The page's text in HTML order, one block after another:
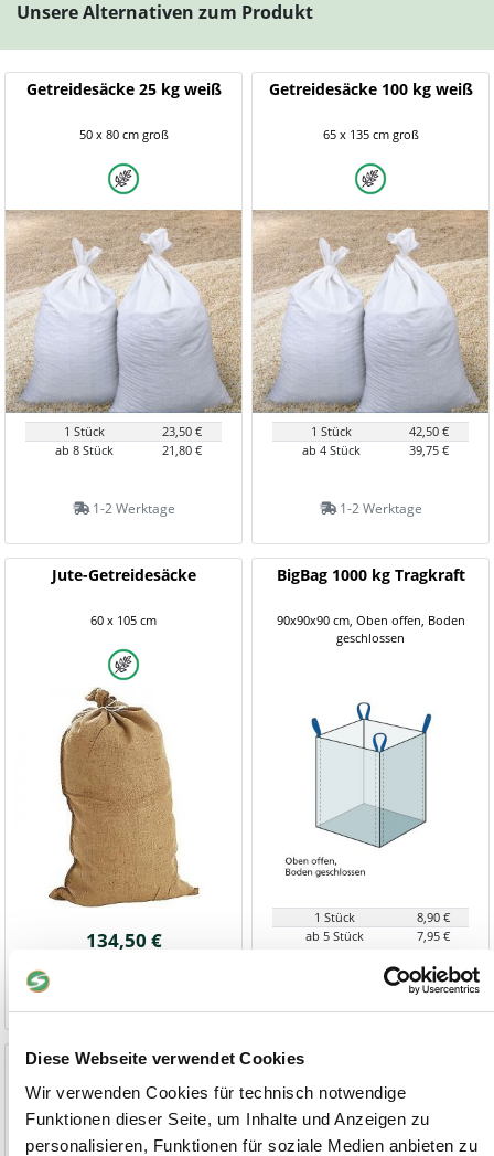
Diese Webseite verwendet Cookies
Wir verwenden Cookies für technisch notwendige
Funktionen dieser Seite, um Inhalte und Anzeigen zu
personalisieren, Funktionen für soziale Medien anbieten zu
Unsere Alternativen zum Produkt
Getreidesäcke 25 kg weiß
50 x 80 cm groß
1 Stück
23,50 €
ab 8 Stück
21,80 €
1-2 Werktage
Getreidesäcke 100 kg weiß
65 x 135 cm groß
1 Stück
42,50 €
ab 4 Stück
39,75 €
1-2 Werktage
Jute-Getreidesäcke
60 x 105 cm
134,50 €
BigBag 1000 kg Tragkraft
90x90x90 cm, Oben offen, Boden
geschlossen
1 Stück
8,90 €
ab 5 Stück
7,95 €
1-2 Werktage
Holz-Big Bag 100x100x160cm Holz-Big Bag 100x100x120cm
ohne Sternboden